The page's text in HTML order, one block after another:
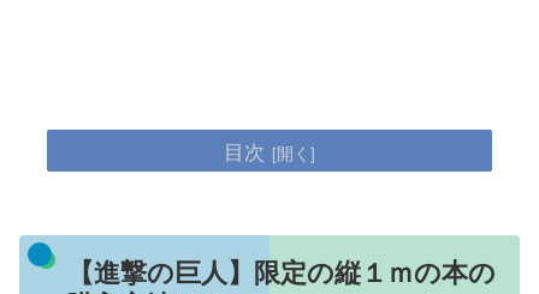
目次
【進撃の巨人】限定の縦１ｍの本の